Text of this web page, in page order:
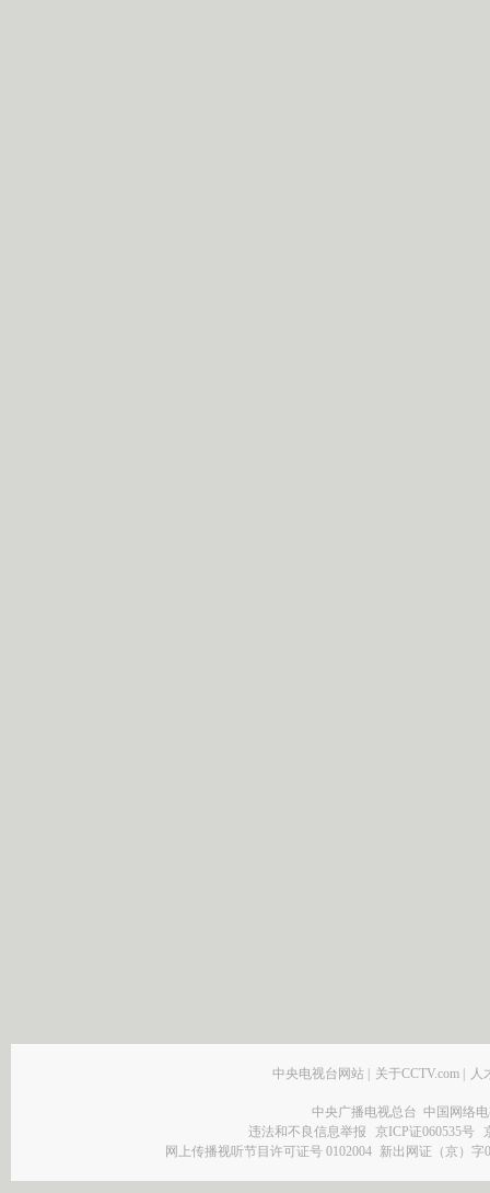
中央电视台网站 | 关于CCTV.com | 人
中央广播电视总台 中国网络
违法和不良信息举报
京ICP证060535号
网上传播视听节目许可证号 0102004 新出网证（京）